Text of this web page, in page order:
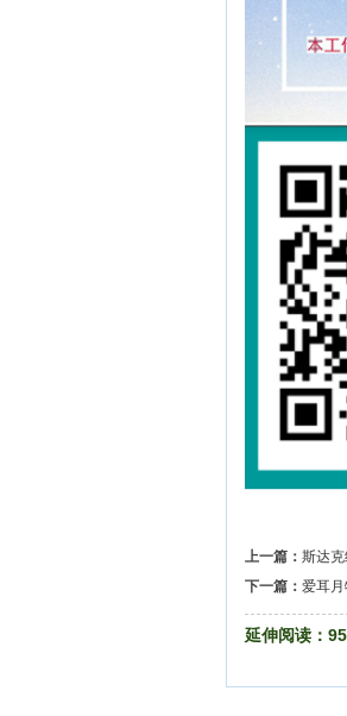
上一篇： 斯达克
下一篇： 爱耳月
延伸阅读：